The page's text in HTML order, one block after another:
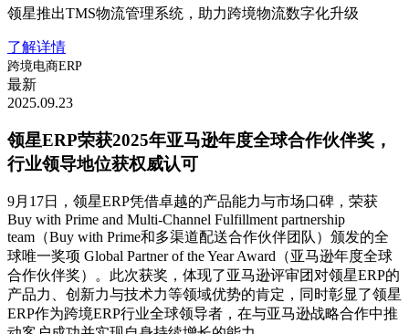
领星推出TMS物流管理系统，助力跨境物流数字化升级
了解详情
跨境电商ERP
最新
2025.09.23
领星ERP荣获2025年亚马逊年度全球合作伙伴奖，
行业领导地位获权威认可
9月17日，领星ERP凭借卓越的产品能力与市场口碑，荣获
Buy with Prime and Multi-Channel Fulfillment partnership
team（Buy with Prime和多渠道配送合作伙伴团队）颁发的全
球唯一奖项 Global Partner of the Year Award（亚马逊年度全球
合作伙伴奖）。此次获奖，体现了亚马逊评审团对领星ERP的
产品力、创新力与技术力等领域优势的肯定，同时彰显了领星
ERP作为跨境ERP行业全球领导者，在与亚马逊战略合作中推